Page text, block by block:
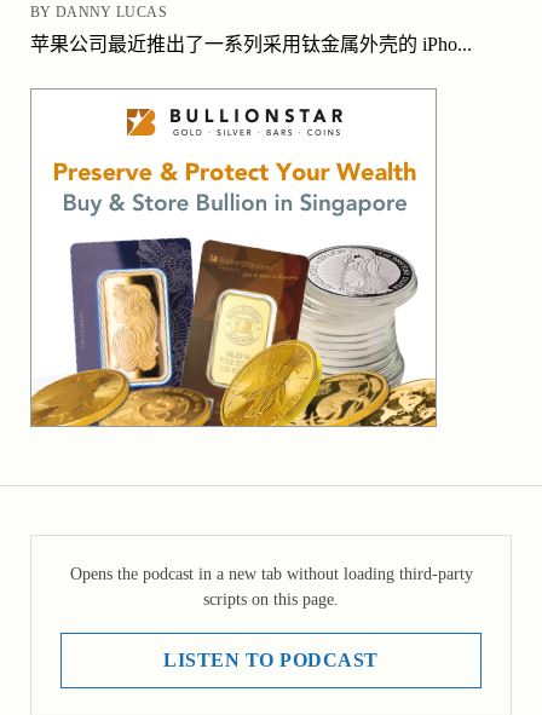
BY DANNY LUCAS
苹果公司最近推出了一系列采用钛金属外壳的 iPho...
Opens the podcast in a new tab without loading third-party
scripts on this page.
LISTEN TO PODCAST